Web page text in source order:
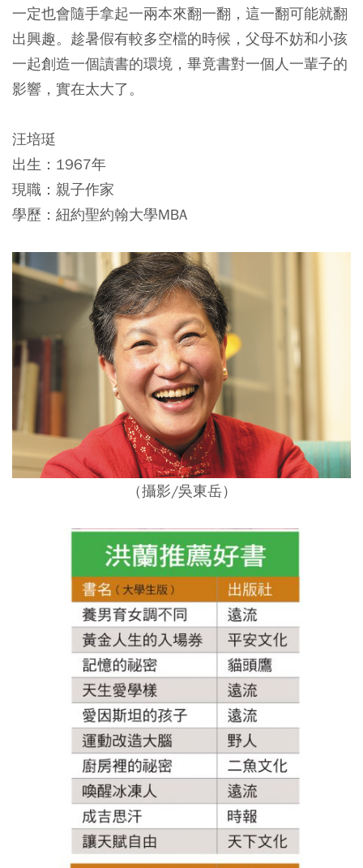
一定也會隨手拿起一兩本來翻一翻，這一翻可能就翻
出興趣。趁暑假有較多空檔的時候，父母不妨和小孩
一起創造一個讀書的環境，畢竟書對一個人一輩子的
影響，實在太大了。
汪培珽
出生：1967年
現職：親子作家
學歷：紐約聖約翰大學MBA
（攝影/吳東岳）